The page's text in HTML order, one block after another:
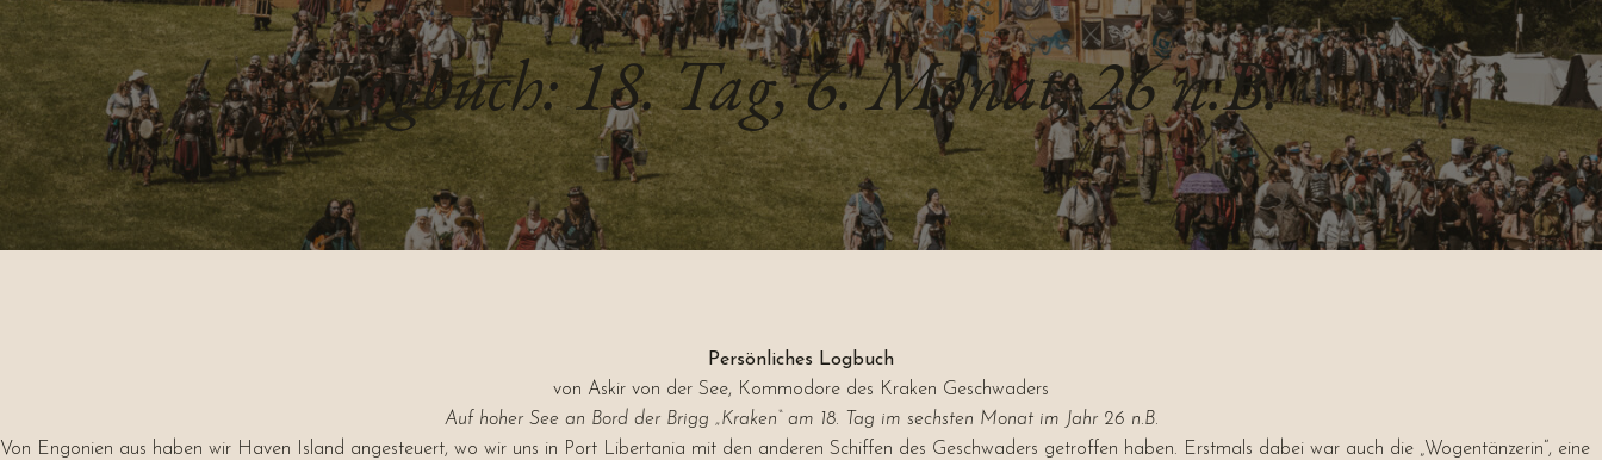
Logbuch: 18. Tag, 6. Monat, 26 n.B.
Persönliches Logbuch
von Askir von der See, Kommodore des Kraken Geschwaders
Auf hoher See an Bord der Brigg „Kraken“ am 18. Tag im sechsten Monat im Jahr 26 n.B.
Von Engonien aus haben wir Haven Island angesteuert, wo wir uns in Port Libertania mit den anderen Schiffen des Geschwaders getroffen haben. Erstmals dabei war auch die „Wogentänzerin“, eine